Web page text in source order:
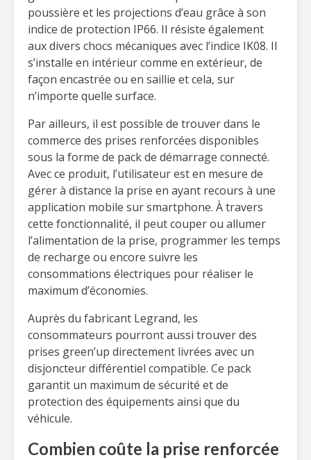
poussière et les projections d’eau grâce à son
indice de protection IP66. Il résiste également
aux divers chocs mécaniques avec l’indice IK08. Il
s’installe en intérieur comme en extérieur, de
façon encastrée ou en saillie et cela, sur
n’importe quelle surface.
Par ailleurs, il est possible de trouver dans le
commerce des prises renforcées disponibles
sous la forme de pack de démarrage connecté.
Avec ce produit, l’utilisateur est en mesure de
gérer à distance la prise en ayant recours à une
application mobile sur smartphone. À travers
cette fonctionnalité, il peut couper ou allumer
l’alimentation de la prise, programmer les temps
de recharge ou encore suivre les
consommations électriques pour réaliser le
maximum d’économies.
Auprès du fabricant Legrand, les
consommateurs pourront aussi trouver des
prises green’up directement livrées avec un
disjoncteur différentiel compatible. Ce pack
garantit un maximum de sécurité et de
protection des équipements ainsi que du
véhicule.
Combien coûte la prise renforcée